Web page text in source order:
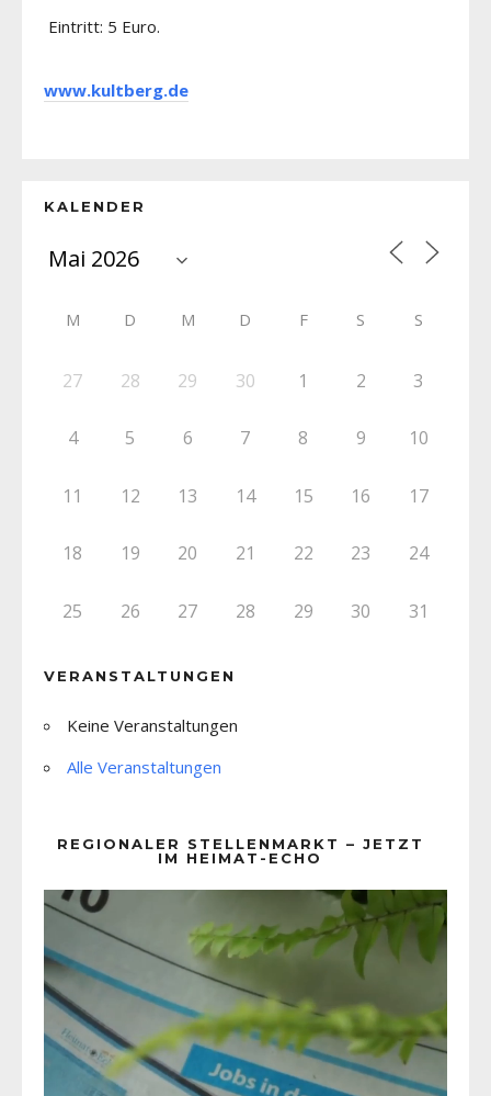
Eintritt: 5 Euro.
www.kultberg.de
KALENDER
M D M D F S S
27 28 29 30 1 2 3
4 5 6 7 8 9 10
11 12 13 14 15 16 17
18 19 20 21 22 23 24
25 26 27 28 29 30 31
VERANSTALTUNGEN
Keine Veranstaltungen
Alle Veranstaltungen
REGIONALER STELLENMARKT – JETZT
IM HEIMAT-ECHO
Player